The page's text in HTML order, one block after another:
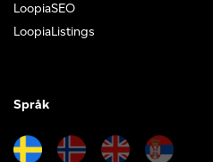
LoopiaSEO
LoopiaListings
Språk